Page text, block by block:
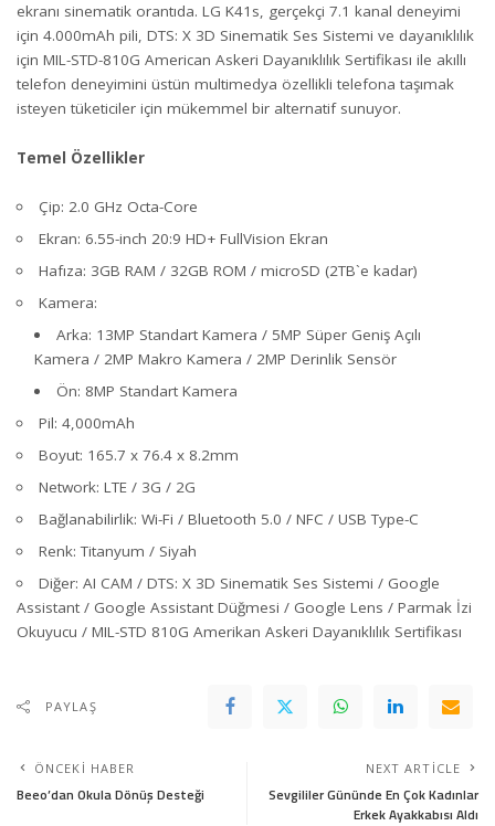
ekranı sinematik orantıda. LG K41s, gerçekçi 7.1 kanal deneyimi
için 4.000mAh pili, DTS: X 3D Sinematik Ses Sistemi ve dayanıklılık
için MIL-STD-810G American Askeri Dayanıklılık Sertifikası ile akıllı
telefon deneyimini üstün multimedya özellikli telefona taşımak
isteyen tüketiciler için mükemmel bir alternatif sunuyor.
Temel Özellikler
Çip: 2.0 GHz Octa-Core
Ekran: 6.55-inch 20:9 HD+ FullVision Ekran
Hafıza: 3GB RAM / 32GB ROM / microSD (2TB`e kadar)
Kamera:
Arka: 13MP Standart Kamera / 5MP Süper Geniş Açılı
Kamera / 2MP Makro Kamera / 2MP Derinlik Sensör
Ön: 8MP Standart Kamera
Pil: 4,000mAh
Boyut: 165.7 x 76.4 x 8.2mm
Network: LTE / 3G / 2G
Bağlanabilirlik: Wi-Fi / Bluetooth 5.0 / NFC / USB Type-C
Renk: Titanyum / Siyah
Diğer: AI CAM / DTS: X 3D Sinematik Ses Sistemi / Google
Assistant / Google Assistant Düğmesi / Google Lens / Parmak İzi
Okuyucu / MIL-STD 810G Amerikan Askeri Dayanıklılık Sertifikası
PAYLAŞ
ÖNCEKI HABER
Beeo’dan Okula Dönüş Desteği
NEXT ARTICLE
Sevgililer Gününde En Çok Kadınlar
Erkek Ayakkabısı Aldı